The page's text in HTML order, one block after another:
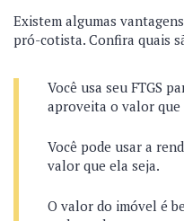
Existem algumas
pró-cotista. Confira quais
Você usa seu FTGS
aproveita o valor
Você pode usar a
valor que ela seja.
O valor do imóvel é